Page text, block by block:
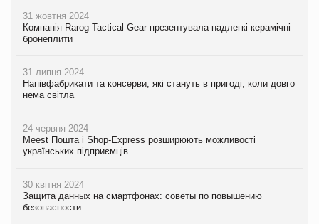
31 жовтня 2024
Компанія Rarog Tactical Gear презентувала надлегкі керамічні
бронеплити
31 липня 2024
Напівфабрикати та консерви, які стануть в пригоді, коли довго
нема світла
24 червня 2024
Meest Пошта і Shop-Express розширюють можливості
українських підприємців
30 квітня 2024
Защита данных на смартфонах: советы по повышению
безопасности